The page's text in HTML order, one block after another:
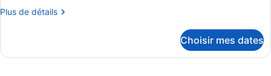
chambre :
Plus de détails
Plus
Chambre
Choisir mes dates